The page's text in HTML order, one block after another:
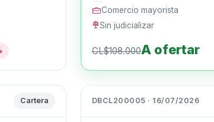
Comercio mayorista
Sin judicializar
CL$108.000A ofertar
Cartera DBCL200005 · 16/07/2026